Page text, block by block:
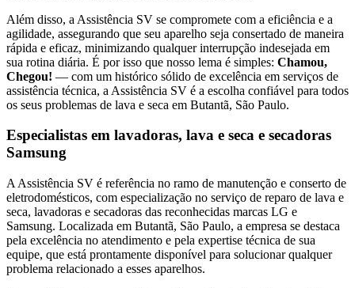
Além disso, a Assistência SV se compromete com a eficiência e a
agilidade, assegurando que seu aparelho seja consertado de maneira
rápida e eficaz, minimizando qualquer interrupção indesejada em
sua rotina diária. É por isso que nosso lema é simples: Chamou,
Chegou! — com um histórico sólido de excelência em serviços de
assistência técnica, a Assistência SV é a escolha confiável para todos
os seus problemas de lava e seca em Butantã, São Paulo.
Especialistas em lavadoras, lava e seca e secadoras
Samsung
A Assistência SV é referência no ramo de manutenção e conserto de
eletrodomésticos, com especialização no serviço de reparo de lava e
seca, lavadoras e secadoras das reconhecidas marcas LG e
Samsung. Localizada em Butantã, São Paulo, a empresa se destaca
pela excelência no atendimento e pela expertise técnica de sua
equipe, que está prontamente disponível para solucionar qualquer
problema relacionado a esses aparelhos.